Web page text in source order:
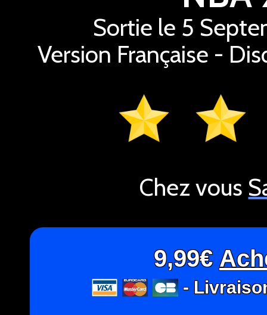
Sortie le 5
Version Française -
Chez vous
9,99€
-